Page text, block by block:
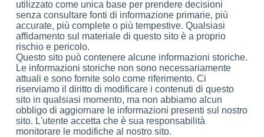
utilizzato come unica base per prendere decisioni
senza consultare fonti di informazione primarie, più
accurate, più complete o più tempestive. Qualsiasi
affidamento sul materiale di questo sito è a proprio
rischio e pericolo.
Questo sito può contenere alcune informazioni storiche.
Le informazioni storiche non sono necessariamente
attuali e sono fornite solo come riferimento. Ci
riserviamo il diritto di modificare i contenuti di questo
sito in qualsiasi momento, ma non abbiamo alcun
obbligo di aggiornare le informazioni presenti sul nostro
sito. L'utente accetta che è sua responsabilità
monitorare le modifiche al nostro sito.